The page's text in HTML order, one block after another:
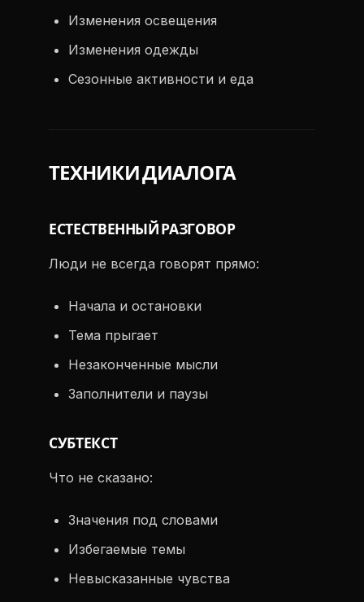
Изменения освещения
Изменения одежды
Сезонные активности и еда
ТЕХНИКИ ДИАЛОГА
ЕСТЕСТВЕННЫЙ РАЗГОВОР
Люди не всегда говорят прямо:
Начала и остановки
Тема прыгает
Незаконченные мысли
Заполнители и паузы
СУБТЕКСТ
Что не сказано:
Значения под словами
Избегаемые темы
Невысказанные чувства